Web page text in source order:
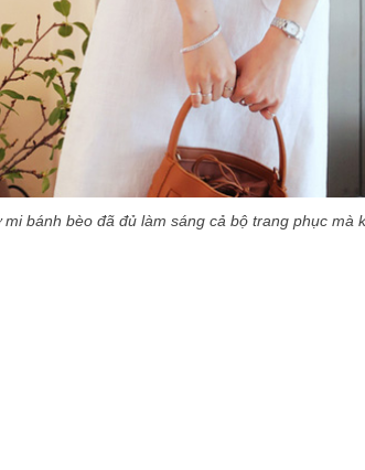
mi bánh bèo đã đủ làm sáng cả bộ trang phục mà